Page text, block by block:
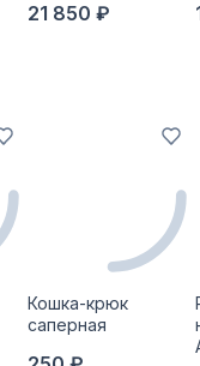
21 850 ₽
Кошка-крюк
саперная